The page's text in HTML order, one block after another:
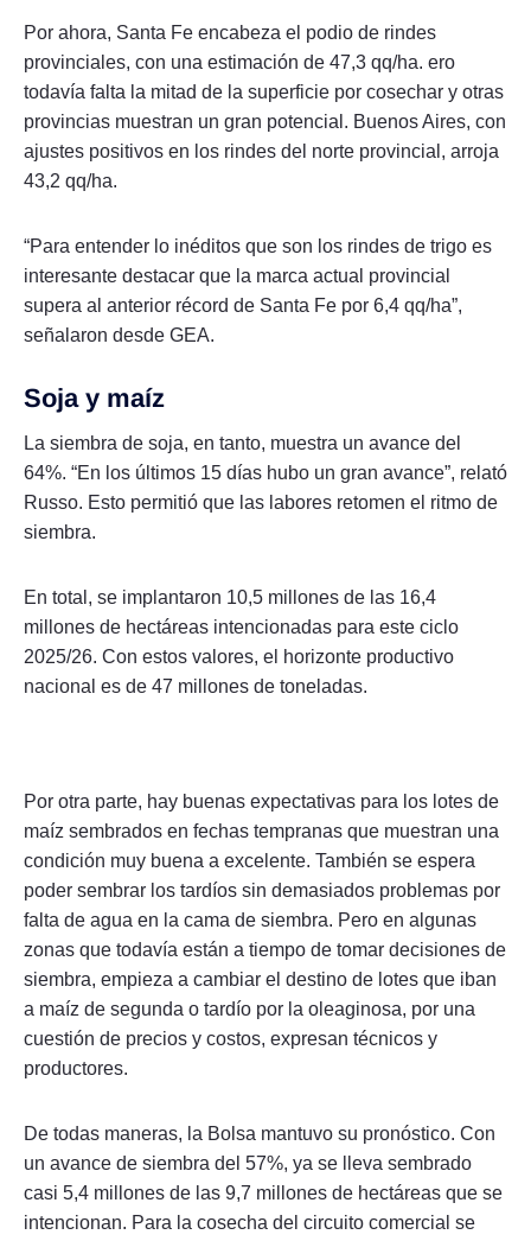
Por ahora, Santa Fe encabeza el podio de rindes
provinciales, con una estimación de 47,3 qq/ha. ero
todavía falta la mitad de la superficie por cosechar y otras
provincias muestran un gran potencial. Buenos Aires, con
ajustes positivos en los rindes del norte provincial, arroja
43,2 qq/ha.
“Para entender lo inéditos que son los rindes de trigo es
interesante destacar que la marca actual provincial
supera al anterior récord de Santa Fe por 6,4 qq/ha”,
señalaron desde GEA.
Soja y maíz
La siembra de soja, en tanto, muestra un avance del
64%. “En los últimos 15 días hubo un gran avance”, relató
Russo. Esto permitió que las labores retomen el ritmo de
siembra.
En total, se implantaron 10,5 millones de las 16,4
millones de hectáreas intencionadas para este ciclo
2025/26. Con estos valores, el horizonte productivo
nacional es de 47 millones de toneladas.
Por otra parte, hay buenas expectativas para los lotes de
maíz sembrados en fechas tempranas que muestran una
condición muy buena a excelente. También se espera
poder sembrar los tardíos sin demasiados problemas por
falta de agua en la cama de siembra. Pero en algunas
zonas que todavía están a tiempo de tomar decisiones de
siembra, empieza a cambiar el destino de lotes que iban
a maíz de segunda o tardío por la oleaginosa, por una
cuestión de precios y costos, expresan técnicos y
productores.
De todas maneras, la Bolsa mantuvo su pronóstico. Con
un avance de siembra del 57%, ya se lleva sembrado
casi 5,4 millones de las 9,7 millones de hectáreas que se
intencionan. Para la cosecha del circuito comercial se